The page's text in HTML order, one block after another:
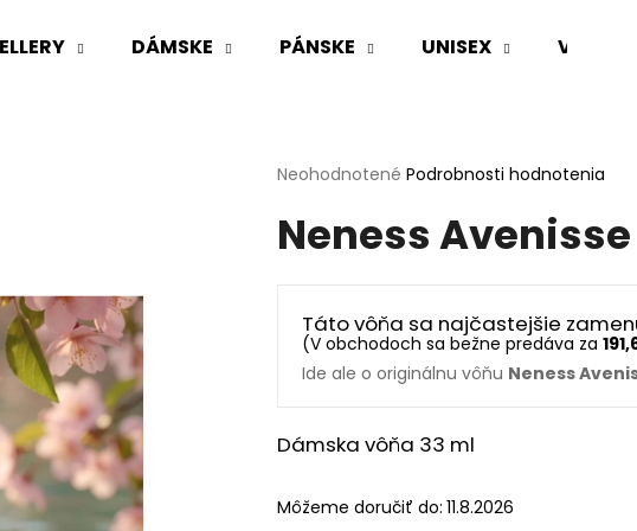
DÁMSKE PÁNSKE UNISEX VONNÉ
Priemerné
produktu
je
z
hviezdičiek.
Neohodnotené Podrobnosti hodnotenia
Neness Avenisse
Táto vôňa sa najčastejšie
(V obchodoch sa bežne predáva za
Ide ale o originálnu vôňu Neness
Dámska vôňa 33 ml
Môžeme doručiť do: 11.8.2026
HĽADAŤ
Odporúčame